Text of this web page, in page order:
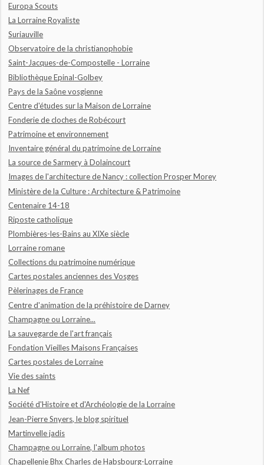
Europa Scouts
La Lorraine Royaliste
Suriauville
Observatoire de la christianophobie
Saint-Jacques-de-Compostelle - Lorraine
Bibliothèque Epinal-Golbey
Pays de la Saône vosgienne
Centre d'études sur la Maison de Lorraine
Fonderie de cloches de Robécourt
Patrimoine et environnement
Inventaire général du patrimoine de Lorraine
La source de Sarmery à Dolaincourt
Images de l'architecture de Nancy : collection Prosper Morey
Ministère de la Culture : Architecture & Patrimoine
Centenaire 14-18
Riposte catholique
Plombières-les-Bains au XIXe siècle
Lorraine romane
Collections du patrimoine numérique
Cartes postales anciennes des Vosges
Pèlerinages de France
Centre d'animation de la préhistoire de Darney
Champagne ou Lorraine...
La sauvegarde de l'art français
Fondation Vieilles Maisons Françaises
Cartes postales de Lorraine
Vie des saints
La Nef
Société d'Histoire et d'Archéologie de la Lorraine
Jean-Pierre Snyers, le blog spirituel
Martinvelle jadis
Champagne ou Lorraine, l'album photos
Chapellenie Bhx Charles de Habsbourg-Lorraine